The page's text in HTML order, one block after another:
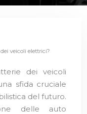
veicoli elettrici?
dei veicoli
sfida cruciale
del futuro.
delle auto